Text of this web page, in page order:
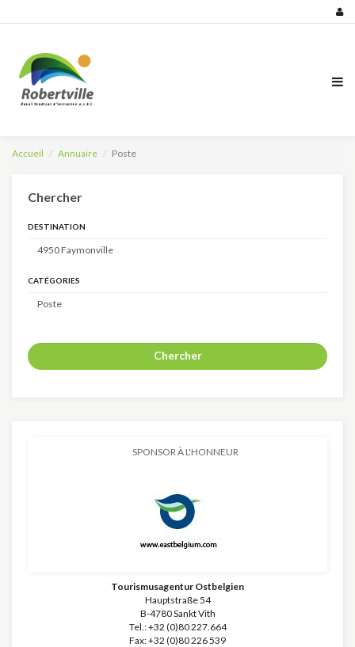
Accueil Annuaire Poste
Chercher
DESTINATION
CATÉGORIES
Chercher
SPONSOR À L'HONNEUR
Tourismusagentur Ostbelgien
Hauptstraße 54
B-4780 Sankt Vith
Tel.: +32 (0)80 227.664
Fax: +32 (0)80 226 539